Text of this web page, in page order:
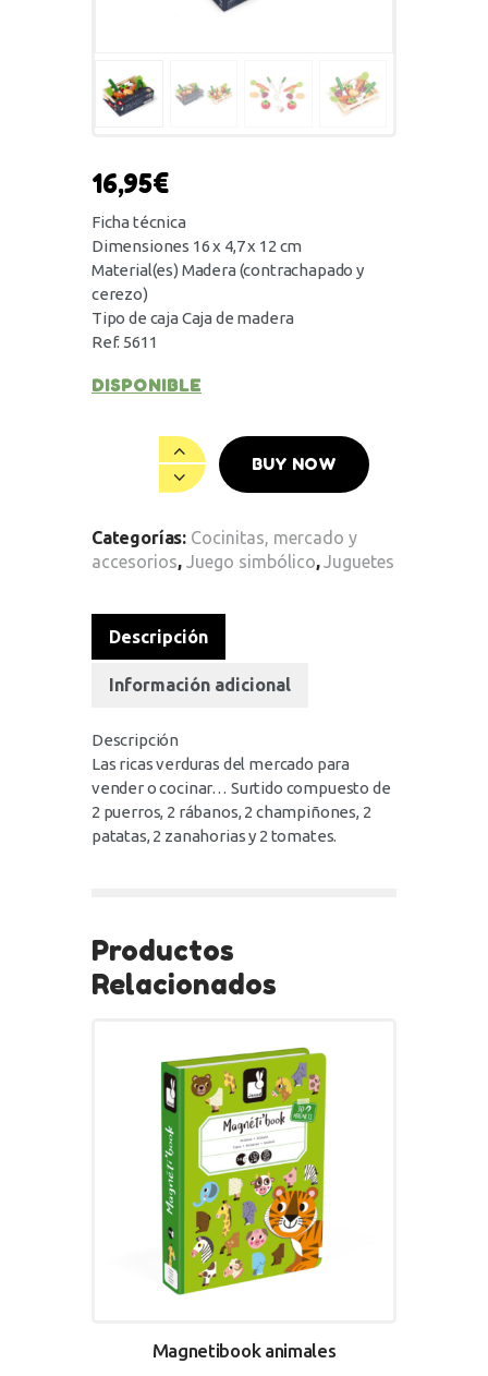
16,95€
Ficha técnica
Dimensiones 16 x 4,7 x 12 cm
Material(es) Madera (contrachapado y
cerezo)
Tipo de caja Caja de madera
Ref. 5611
DISPONIBLE
BUY NOW
Categorías: Cocinitas, mercado y
accesorios, Juego simbólico,Juguetes
Descripción
Información adicional
Descripción
Las ricas verduras del mercado para
vender o cocinar… Surtido compuesto de
2 puerros, 2 rábanos, 2 champiñones, 2
patatas, 2 zanahorias y 2 tomates.
Productos
Relacionados
Magnetibook animales